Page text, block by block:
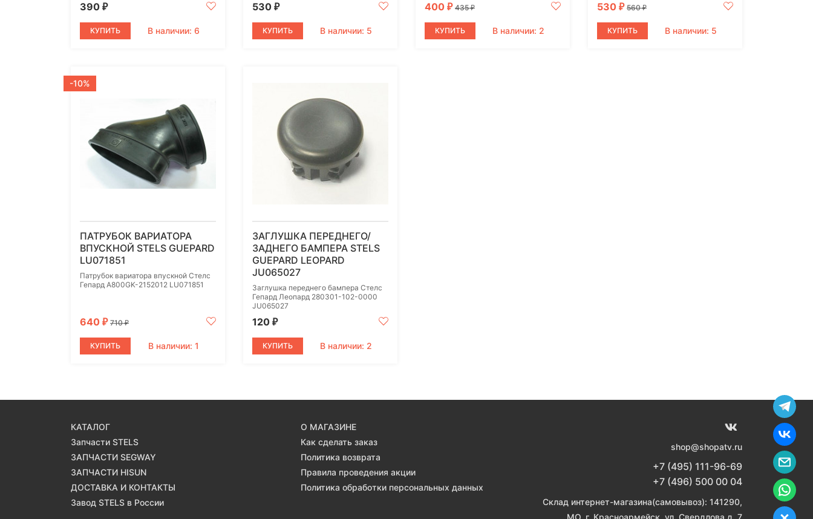
390 ₽
КУПИТЬ В наличии: 6
530 ₽
КУПИТЬ В наличии: 5
400 ₽ 435₽
КУПИТЬ В наличии: 2
530 ₽ 560₽
КУПИТЬ В наличии: 5
-10%
ПАТРУБОК ВАРИАТОРА
ВПУСКНОЙ STELS GUEPARD
LU071851
Патрубок вариатора впускной Стелс
Гепард A800GK-2152012 LU071851
640 ₽ 710₽
КУПИТЬ В наличии: 1
ЗАГЛУШКА ПЕРЕДНЕГО/
ЗАДНЕГО БАМПЕРА STELS
GUEPARD LEOPARD
JU065027
Заглушка переднего бампера Стелс
Гепард Леопард 280301-102-0000
JU065027
120 ₽
КУПИТЬ В наличии: 2
КАТАЛОГ
Запчасти STELS
ЗАПЧАСТИ SEGWAY
ЗАПЧАСТИ HISUN
ДОСТАВКА И КОНТАКТЫ
Завод STELS в России
О МАГАЗИНЕ
Как сделать заказ
Политика возврата
Правила проведения акции
Политика обработки персональных данных
shop@shopatv.ru
+7 (495) 111-96-69
+7 (496) 500 00 04
Склад интернет-магазина(самовывоз): 141290,